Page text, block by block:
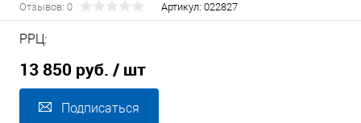
Отзывов: 0 Артикул: 022827
РРЦ:
13 850 руб. / шт
Подписаться